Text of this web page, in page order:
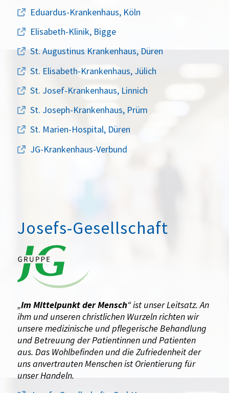
Eduardus-Krankenhaus, Köln
Elisabeth-Klinik, Bigge
St. Augustinus Krankenhaus, Düren
St. Elisabeth-Krankenhaus, Jülich
St. Josef-Krankenhaus, Linnich
St. Joseph-Krankenhaus, Prüm
St. Marien-Hospital, Düren
JG-Krankenhaus-Verbund
Josefs-Gesellschaft
„Im Mittelpunkt der Mensch“ ist unser Leitsatz. An
ihm und unseren christlichen Wurzeln richten wir
unsere medizinische und pflegerische Behandlung
und Betreuung der Patientinnen und Patienten
aus. Das Wohlbefinden und die Zufriedenheit der
uns anvertrauten Menschen ist Orientierung für
unser Handeln.